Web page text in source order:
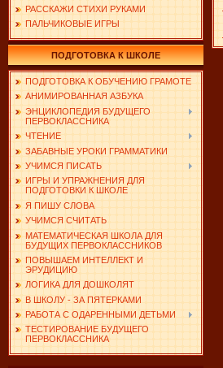
РАССКАЖИ СТИХИ РУКАМИ
ПАЛЬЧИКОВЫЕ ИГРЫ
ПОДГОТОВКА К ШКОЛЕ
ПОДГОТОВКА К ОБУЧЕНИЮ ГРАМОТЕ
АНИМИРОВАННАЯ АЗБУКА
ЭНЦИКЛОПЕДИЯ БУДУЩЕГО
ПЕРВОКЛАССНИКА
ЧТЕНИЕ
ЗАБАВНЫЕ УРОКИ ГРАММАТИКИ
УЧИМСЯ ПИСАТЬ
ИГРЫ И УПРАЖНЕНИЯ ДЛЯ
ПОДГОТОВКИ К ШКОЛЕ
Я ПИШУ СЛОВА
УЧИМСЯ СЧИТАТЬ
МАТЕМАТИЧЕСКАЯ ШКОЛА ДЛЯ
БУДУЩИХ ПЕРВОКЛАССНИКОВ
ПОВЫШАЕМ ИНТЕЛЛЕКТ И
ЭРУДИЦИЮ
ЛОГИКА ДЛЯ ДОШКОЛЯТ
В ШКОЛУ - ЗА ПЯТЕРКАМИ
РАБОТА С ОДАРЕННЫМИ ДЕТЬМИ
ТЕСТИРОВАНИЕ БУДУЩЕГО
ПЕРВОКЛАССНИКА